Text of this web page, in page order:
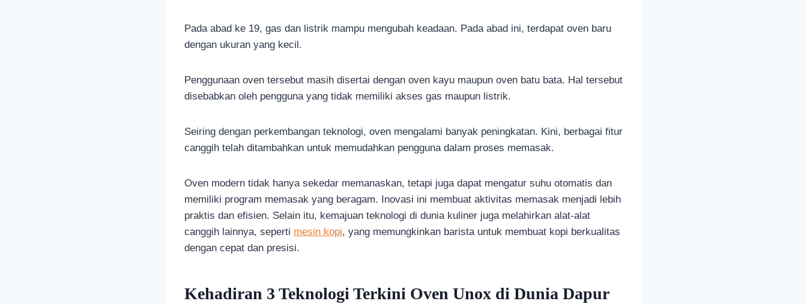
Pada abad ke 19, gas dan listrik mampu mengubah keadaan. Pada abad ini, terdapat oven baru
dengan ukuran yang kecil.
Penggunaan oven tersebut masih disertai dengan oven kayu maupun oven batu bata. Hal tersebut
disebabkan oleh pengguna yang tidak memiliki akses gas maupun listrik.
Seiring dengan perkembangan teknologi, oven mengalami banyak peningkatan. Kini, berbagai fitur
canggih telah ditambahkan untuk memudahkan pengguna dalam proses memasak.
Oven modern tidak hanya sekedar memanaskan, tetapi juga dapat mengatur suhu otomatis dan
memiliki program memasak yang beragam. Inovasi ini membuat aktivitas memasak menjadi lebih
praktis dan efisien. Selain itu, kemajuan teknologi di dunia kuliner juga melahirkan alat-alat
canggih lainnya, seperti mesin kopi, yang memungkinkan barista untuk membuat kopi berkualitas
dengan cepat dan presisi.
Kehadiran 3 Teknologi Terkini Oven Unox di Dunia Dapur